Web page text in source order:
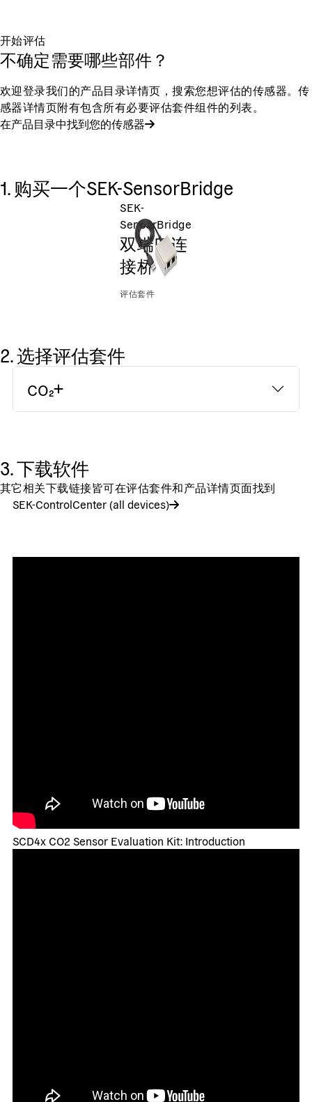
开始评估
不确定需要哪些部件？
欢迎登录我们的产品目录详情页，搜索您想评估的传感器。传
感器详情页附有包含所有必要评估套件组件的列表。
在产品目录中找到您的传感器
1. 购买一个SEK-SensorBridge
SEK-
SensorBridge
双端口连
接桥
评估套件
2. 选择评估套件
CO₂
3. 下载软件
其它相关下载链接皆可在评估套件和产品详情页面找到
SEK-ControlCenter (all devices)
SCD4x CO2 Sensor Evaluation Kit: Introduction